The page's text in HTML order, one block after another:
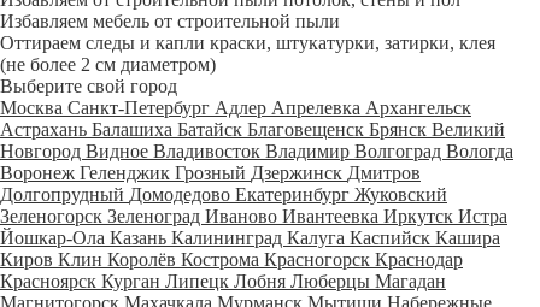
Избавляем мебель от строительной пыли
Оттираем следы и капли краски, штукатурки, затирки, клея
(не более 2 см диаметром)
Выберите свой город
Москва Санкт-Петербург Адлер Апрелевка Архангельск
Астрахань Балашиха Батайск Благовещенск Брянск Великий
Новгород Видное Владивосток Владимир Волгоград Вологда
Воронеж Геленджик Грозный Дзержинск Дмитров
Долгопрудный Домодедово Екатеринбург Жуковский
Зеленогорск Зеленоград Иваново Ивантеевка Иркутск Истра
Йошкар-Ола Казань Калининград Калуга Каспийск Кашира
Киров Клин Королёв Кострома Красногорск Краснодар
Красноярск Курган Липецк Лобня Люберцы Магадан
Магнитогорск Махачкала Мурманск Мытищи Набережные